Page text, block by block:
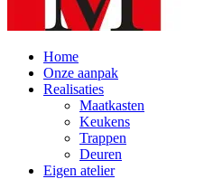
Home
Onze aanpak
Realisaties
Maatkasten
Keukens
Trappen
Deuren
Eigen atelier